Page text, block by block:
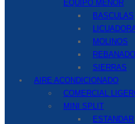
EQUIPO MENOR
BASCULAS
MOLINOS
SIERRAS
AIRE ACONDICIONADO
COMERCIAL
MINI SPLIT
ESTANDAR